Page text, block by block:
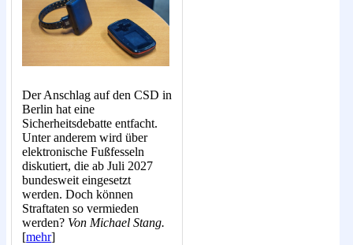
Der Anschlag auf den CSD in
Berlin hat eine
Sicherheitsdebatte entfacht.
Unter anderem wird über
elektronische Fußfesseln
diskutiert, die ab Juli 2027
bundesweit eingesetzt
werden. Doch können
Straftaten so vermieden
werden? Von Michael Stang.
[mehr]